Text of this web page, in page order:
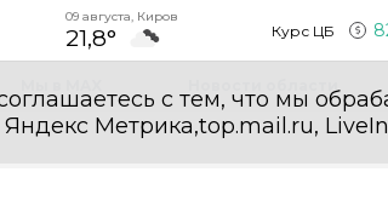
09 августа, Киров
21,8° Курс ЦБ
с тем, что мы
Метрика,top.mail.ru,